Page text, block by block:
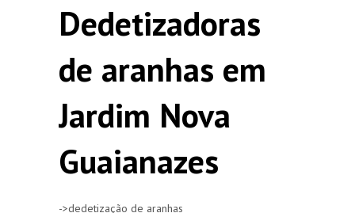
Dedetizadoras
de aranhas em
Jardim Nova
Guaianazes
->dedetização de aranhas